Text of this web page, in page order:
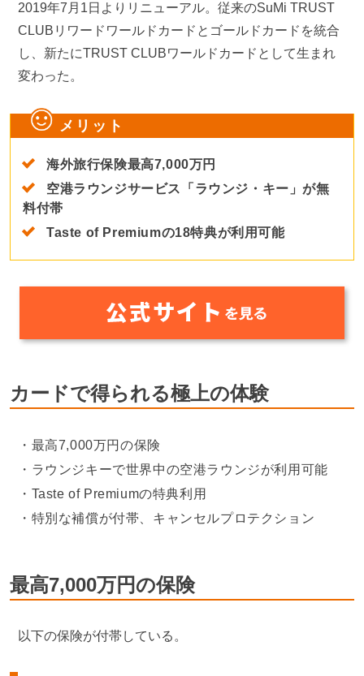
2019年7月1日よりリニューアル。従来のSuMi TRUST
CLUBリワードワールドカードとゴールドカードを統合
し、新たにTRUST CLUBワールドカードとして生まれ
変わった。
メリット
海外旅行保険最高7,000万円
空港ラウンジサービス「ラウンジ・キー」が無
料付帯
Taste of Premiumの18特典が利用可能
カードで得られる極上の体験
最高7,000万円の保険
ラウンジキーで世界中の空港ラウンジが利用可能
Taste of Premiumの特典利用
特別な補償が付帯、キャンセルプロテクション
最高7,000万円の保険
以下の保険が付帯している。